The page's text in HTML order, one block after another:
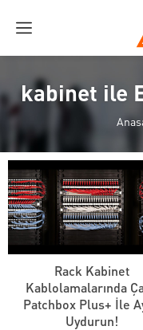
kabinet ile
Rack Kabinet
Kablolamalarında
Patchbox Plus+ İle
Uydurun!